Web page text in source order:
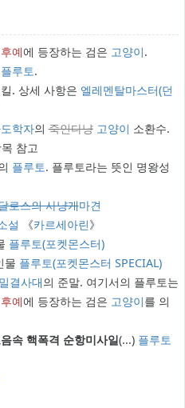
예에 등장하는 검은 고양이.
루토.
. 상세 사항은 엘레멘탈마스터(던
학자의죽인다냥 고양이 소환수.
참고
플루토. 플루토라는 뜻인 명왕성
로스의 사냥개마견
설 《카르세아린》
플루토(포켓몬스터)
물 플루토(포켓몬스터 SPECIAL)
결사대의 준말. 여기서의 플루토는
예에 등장하는 검은 고양이를 의
속 핵폭격 순항미사일(...) 플루토